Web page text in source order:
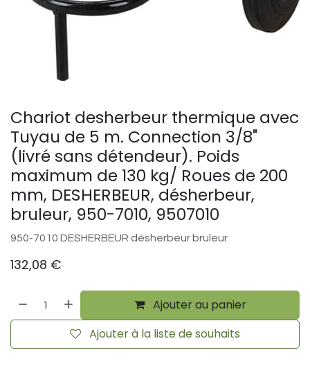
Chariot desherbeur thermique avec
Tuyau de 5 m. Connection 3/8"
(livré sans détendeur). Poids
maximum de 130 kg/ Roues de 200
mm, DESHERBEUR, désherbeur,
bruleur, 950-7010, 9507010
950-7010 DESHERBEUR désherbeur bruleur
132,08 €
Ajouter au panier
Ajouter à la liste de souhaits